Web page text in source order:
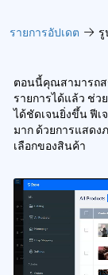
รายการอัปเดต รู
ตอนนี้คุณสามารถส
รายการได้แล้ว ช่ว
ได้ชัดเจนยิ่งขึ้น ฟีเ
มาก ด้วยการแสด
เลือกของสินค้า